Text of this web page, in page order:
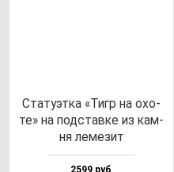
Ста­ту­эт­ка «Тигр на охо­
те» на под­став­ке из кам­
ня ле­ме­зит
2599 руб